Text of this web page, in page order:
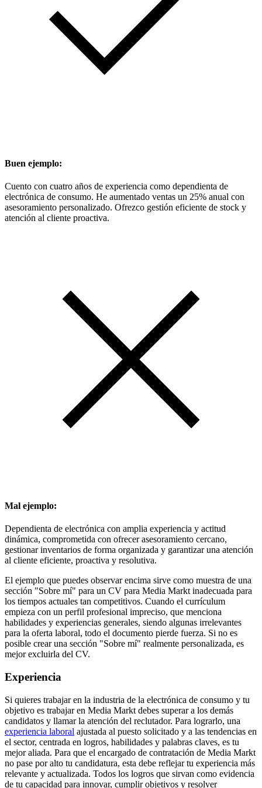
Buen ejemplo:
Cuento con cuatro años de experiencia como dependienta de
electrónica de consumo. He aumentado ventas un 25% anual con
asesoramiento personalizado. Ofrezco gestión eficiente de stock y
atención al cliente proactiva.
Mal ejemplo:
Dependienta de electrónica con amplia experiencia y actitud
dinámica, comprometida con ofrecer asesoramiento cercano,
gestionar inventarios de forma organizada y garantizar una atención
al cliente eficiente, proactiva y resolutiva.
El ejemplo que puedes observar encima sirve como muestra de una
sección "Sobre mí" para un CV para Media Markt inadecuada para
los tiempos actuales tan competitivos. Cuando el currículum
empieza con un perfil profesional impreciso, que menciona
habilidades y experiencias generales, siendo algunas irrelevantes
para la oferta laboral, todo el documento pierde fuerza. Si no es
posible crear una sección "Sobre mí" realmente personalizada, es
mejor excluirla del CV.
Experiencia
Si quieres trabajar en la industria de la electrónica de consumo y tu
objetivo es trabajar en Media Markt debes superar a los demás
candidatos y llamar la atención del reclutador. Para lograrlo, una
experiencia laboral ajustada al puesto solicitado y a las tendencias en
el sector, centrada en logros, habilidades y palabras claves, es tu
mejor aliada. Para que el encargado de contratación de Media Markt
no pase por alto tu candidatura, esta debe reflejar tu experiencia más
relevante y actualizada. Todos los logros que sirvan como evidencia
de tu capacidad para innovar, cumplir objetivos y resolver